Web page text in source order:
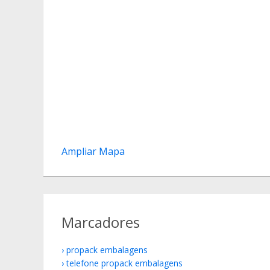
Ampliar Mapa
Marcadores
propack embalagens
telefone propack embalagens